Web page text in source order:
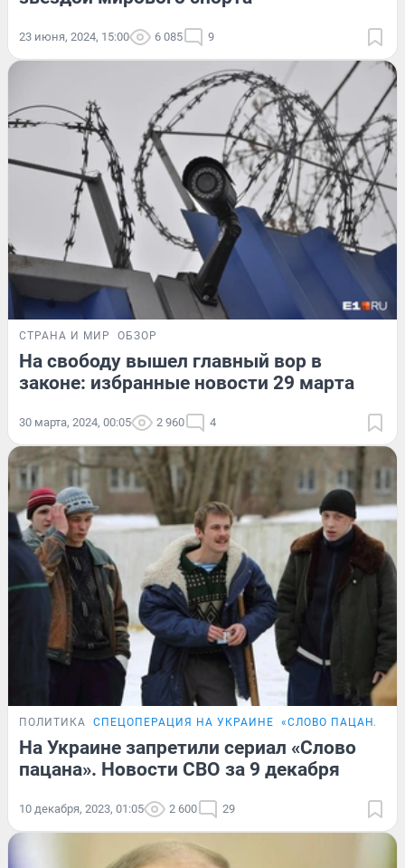
23 июня, 2024, 15:00 6 085 9
СТРАНА И МИР ОБЗОР
На свободу вышел главный вор в
законе: избранные новости 29 марта
30 марта, 2024, 00:05 2 960 4
ПОЛИТИКА СПЕЦОПЕРАЦИЯ НА УКРАИНЕ «СЛОВО ПАЦАНА»
На Украине запретили сериал «Слово
пацана». Новости СВО за 9 декабря
10 декабря, 2023, 01:05 2 600 29